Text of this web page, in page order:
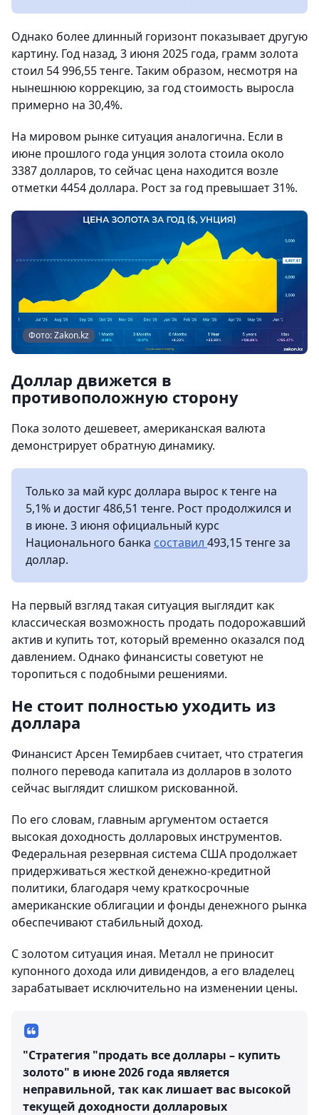
Однако более длинный горизонт показывает другую
картину. Год назад, 3 июня 2025 года, грамм золота
стоил 54 996,55 тенге. Таким образом, несмотря на
нынешнюю коррекцию, за год стоимость выросла
примерно на 30,4%.
На мировом рынке ситуация аналогична. Если в
июне прошлого года унция золота стоила около
3387 долларов, то сейчас цена находится возле
отметки 4454 доллара. Рост за год превышает 31%.
Фото: Zakon.kz
Доллар движется в
противоположную сторону
Пока золото дешевеет, американская валюта
демонстрирует обратную динамику.
Только за май курс доллара вырос к тенге на
5,1% и достиг 486,51 тенге. Рост продолжился и
в июне. 3 июня официальный курс
Национального банка составил 493,15 тенге за
доллар.
На первый взгляд такая ситуация выглядит как
классическая возможность продать подорожавший
актив и купить тот, который временно оказался под
давлением. Однако финансисты советуют не
торопиться с подобными решениями.
Не стоит полностью уходить из
доллара
Финансист Арсен Темирбаев считает, что стратегия
полного перевода капитала из долларов в золото
сейчас выглядит слишком рискованной.
По его словам, главным аргументом остается
высокая доходность долларовых инструментов.
Федеральная резервная система США продолжает
придерживаться жесткой денежно-кредитной
политики, благодаря чему краткосрочные
американские облигации и фонды денежного рынка
обеспечивают стабильный доход.
С золотом ситуация иная. Металл не приносит
купонного дохода или дивидендов, а его владелец
зарабатывает исключительно на изменении цены.
"Стратегия "продать все доллары – купить
золото" в июне 2026 года является
неправильной, так как лишает вас высокой
текущей доходности долларовых